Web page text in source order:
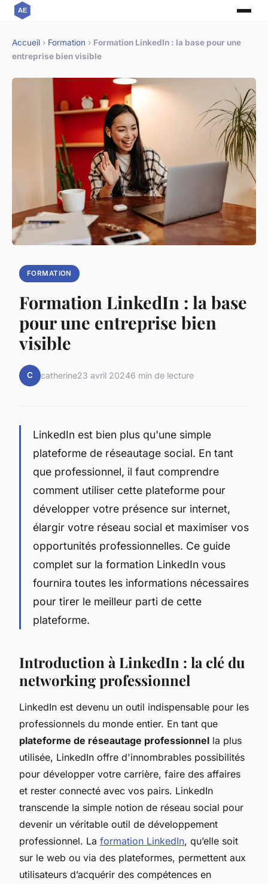
Accueil › Formation › Formation LinkedIn : la base pour une
entreprise bien visible
FORMATION
Formation LinkedIn : la base
pour une entreprise bien
visible
C catherine23 avril 20246 min de lecture
LinkedIn est bien plus qu'une simple
plateforme de réseautage social. En tant
que professionnel, il faut comprendre
comment utiliser cette plateforme pour
développer votre présence sur internet,
élargir votre réseau social et maximiser vos
opportunités professionnelles. Ce guide
complet sur la formation LinkedIn vous
fournira toutes les informations nécessaires
pour tirer le meilleur parti de cette
plateforme.
Introduction à LinkedIn : la clé du
networking professionnel
LinkedIn est devenu un outil indispensable pour les
professionnels du monde entier. En tant que
plateforme de réseautage professionnel la plus
utilisée, LinkedIn offre d'innombrables possibilités
pour développer votre carrière, faire des affaires
et rester connecté avec vos pairs. LinkedIn
transcende la simple notion de réseau social pour
devenir un véritable outil de développement
professionnel. La formation LinkedIn, qu’elle soit
sur le web ou via des plateformes, permettent aux
utilisateurs d’acquérir des compétences en